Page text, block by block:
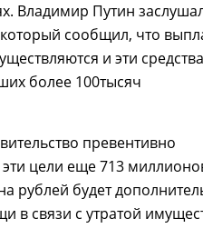
Владимир Путин
сообщил, что
и эти средства
более 100тысяч
превентивно
цели еще 713
рублей будет
в связи с утратой